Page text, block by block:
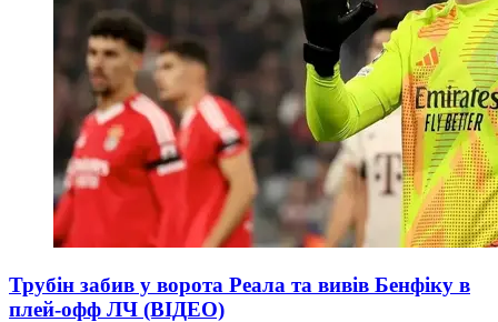
Трубін забив у ворота Реала та вивів Бенфіку в
плей-офф ЛЧ (ВІДЕО)